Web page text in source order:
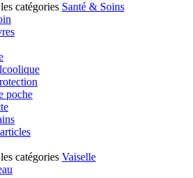
catégories Santé & Soins
poche
catégories Vaiselle